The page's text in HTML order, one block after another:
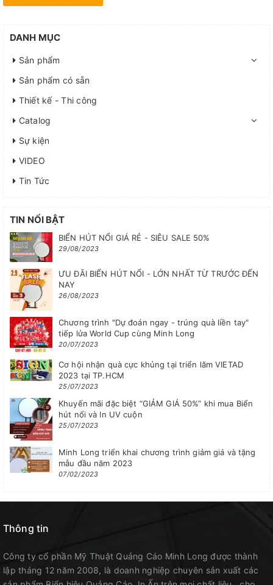
DANH MỤC
Sản phẩm
Sản phẩm có sẵn
Thiết kế - Thi công
Catalog
Sự kiện
VIDEO
Tin Tức
TIN NỔI BẬT
BIỂN HÚT NỔI GIÁ RẺ - SIÊU SALE 50%
29/08/2023
ƯU ĐÃI BIỂN HÚT NỔI - LỚN NHẤT TỪ TRƯỚC ĐẾN
NAY
26/08/2023
Chương trình "Dự đoán ngay - trúng quà liền tay"
tiếp lửa World Cup cùng Minh Long
20/07/2023
Cơ hội nhận quà cực khủng tại triển lãm VIETAD
2023 tại TP.HCM
25/07/2023
Khuyến mãi đặc biệt “GIẢM GIÁ 50%” khi mua Biển
hút nổi và In UV cuộn
25/07/2023
Minh Long triển khai chương trình giảm giá và tặng
mẫu đầu năm 2023
07/02/2023
Thông tin
Công ty cổ phần Mỹ Thuật Quảng Cáo Minh Long được thành
lập tháng 12 năm 2008, là doanh nghiệp chuyên sản xuất các